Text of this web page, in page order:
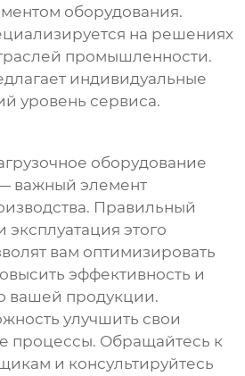
оборудования.
на решениях
промышленности.
индивидуальные
уровень сервиса.
оборудование
важный элемент
Правильный
эксплуатация этого
вам оптимизировать
эффективность и
вашей продукции.
улучшить свои
процессы. Обращайтесь к
и консультируйтесь